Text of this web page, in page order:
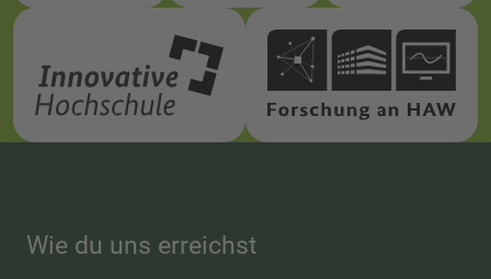
Wie du uns erreichst